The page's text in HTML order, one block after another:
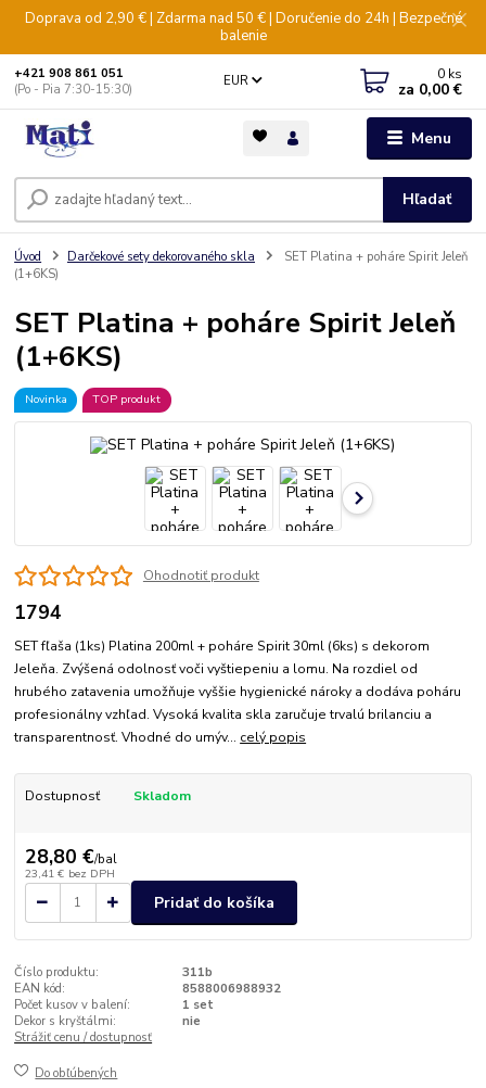
Doprava od 2,90 € | Zdarma nad 50 € | Doručenie do 24h | Bezpečné
balenie
Menu
EUR
Hľadať
+421 908 861 051
(Po - Pia 7:30-15:30)
0 ks
za 0,00 €
Úvod Darčekové sety dekorovaného skla
SET Platina + poháre Spirit Jeleň
(1+6KS)
SET Platina + poháre Spirit Jeleň
(1+6KS)
Novinka TOP produkt
Ohodnotiť produkt
1794
SET fľaša (1ks) Platina 200ml + poháre Spirit 30ml (6ks) s dekorom
Jeleňa. Zvýšená odolnosť voči vyštiepeniu a lomu. Na rozdiel od
hrubého zatavenia umožňuje vyššie hygienické nároky a dodáva poháru
profesionálny vzhľad. Vysoká kvalita skla zaručuje trvalú brilanciu a
transparentnosť. Vhodné do umýv... celý popis
Dostupnosť Skladom
28,80 €/bal
23,41 € bez DPH
Pridať do košíka
Číslo produktu:
311b
EAN kód:
8588006988932
Počet kusov v balení:
1 set
Dekor s kryštálmi:
nie
Strážiť cenu / dostupnosť
Do obľúbených